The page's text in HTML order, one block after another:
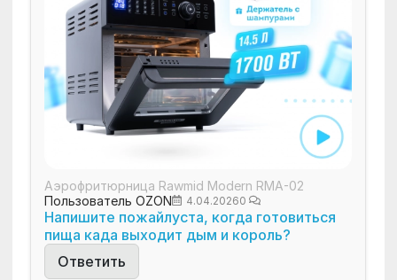
Аэрофритюрница Rawmid Modern RMA-02
Пользователь OZON
4.04.20260
Напишите пожайлуста, когда готовиться
пища када выходит дым и король?
Ответить